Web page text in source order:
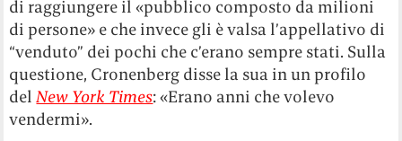
di raggiungere il «pubblico composto da milioni
di persone» e che invece gli è valsa l’appellativo di
“venduto” dei pochi che c’erano sempre stati. Sulla
questione, Cronenberg disse la sua in un profilo
delNew York Times: «Erano anni che volevo
vendermi».